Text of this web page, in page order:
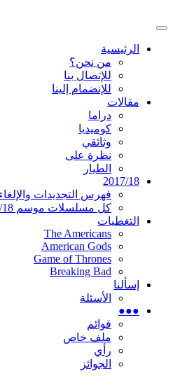
إلى
دليل التلفزيون
موقع عربي متخصص في
القائمة
الرئيسيةالرئيسية
من نحن؟
للإتصال بنا
للإنضمام إلينا
مقالات
دراما
كوميديا
وثائقي
نظرة على
الطيار
2017/18
فهرس التجديدات والإلغاءات
كل مسلسلات موسم 2017/18
التغطيات
The Americans
American Gods
Game of Thrones
Breaking Bad
إسألنا
الأسئلة
●●●
قوائم
ملف خاص
رأي
الجوائز